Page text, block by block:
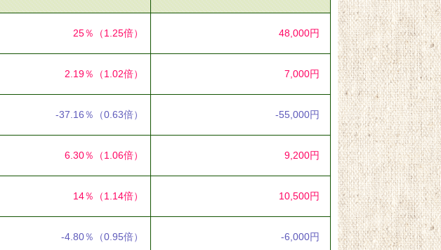
25％ （1.25倍） 48,000円
2.19％ （1.02倍） 7,000円
-37.16％ （0.63倍） -55,000円
6.30％ （1.06倍） 9,200円
14％ （1.14倍） 10,500円
-4.80％ （0.95倍） -6,000円